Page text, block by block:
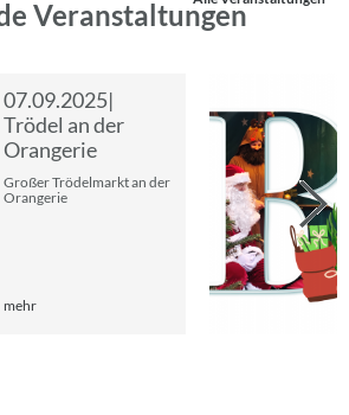
Veranstaltungen
07.09.2025|
Trödel an der
Orangerie
Großer Trödelmarkt an der
Orangerie
mehr